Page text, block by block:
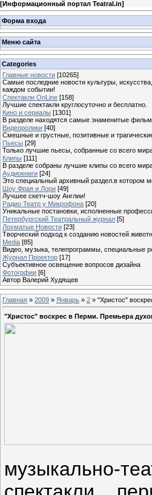
[Информационный портал Teatral.in]
Форма входа
Меню сайта
Categories
Главные новости [10265]
Самые последние новости культуры,
каждом событии!
Спектакли OnLine [158]
Лучшие спектакли круглосуточно и бесплатно.
Кино и сериалы [1301]
В разделе находятся самые знаменитые
Видеоролики [40]
Смешные и грустные, позитивные и
Пьесы [29]
Только лучшие пьесы, собранные со всего
Клипы [111]
В разделе собраны лучшие клипы со всего
Аудиокниги [24]
Это специальный архивный раздел.в котором
Шоу Фрая и Лори [49]
Лучшее скетч-шоу Англии!
Радио Театр у Микрофона [20]
Уникальные постановки, исполненные
Петербургский Театральный журнал [5]
Лохматые Новости [23]
Творческий подход к созданию новостей
Media [85]
Видео, музыка, телепрограммы, специальные
Журнал Проектор [17]
Субъективное освещение вопросов дизайна
Фотогрфии [6]
Автор Валерий Худящев
Главная » 2009 » Январь » 2 » "Христос"
"Христос" воскрес в Перми. Премьера
музыкально-